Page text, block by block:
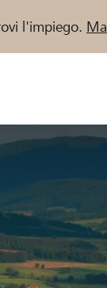
l'impiego.